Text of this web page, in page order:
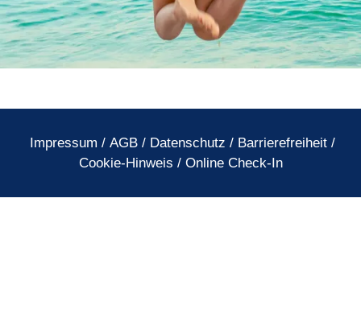
Impressum / AGB / Datenschutz / Barrierefreiheit /
Cookie-Hinweis / Online Check-In